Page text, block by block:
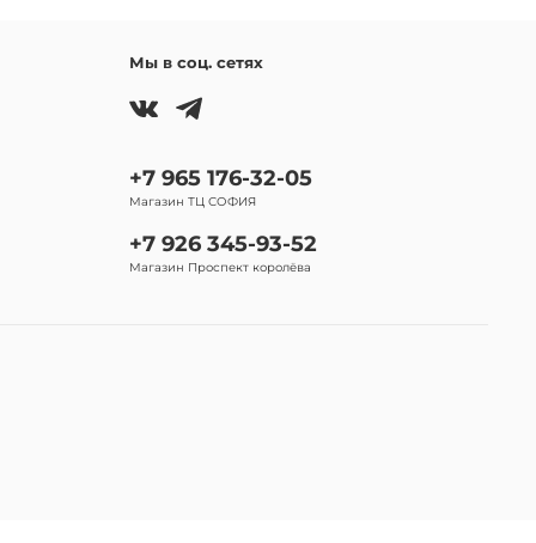
Мы в соц. сетях
+7 965 176-32-05
Магазин ТЦ СОФИЯ
+7 926 345-93-52
Магазин Проспект королёва